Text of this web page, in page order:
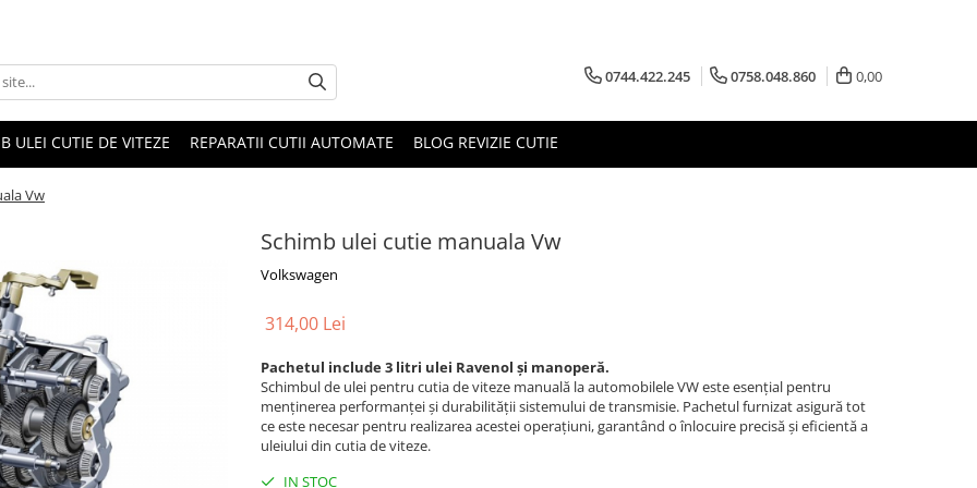
0744.422.245 0758.048.860 0,00
ULEI CUTIE DE VITEZE REPARATII CUTII AUTOMATE BLOG REVIZIE CUTIE
Vw
Schimb ulei cutie manuala Vw
Volkswagen
314,00 Lei
Pachetul include 3 litri ulei Ravenol și manoperă.
Schimbul de ulei pentru cutia de viteze manuală la automobilele VW este esențial pentru
menținerea performanței și durabilității sistemului de transmisie. Pachetul furnizat asigură tot
ce este necesar pentru realizarea acestei operațiuni, garantând o înlocuire precisă și eficientă a
uleiului din cutia de viteze.
IN STOC